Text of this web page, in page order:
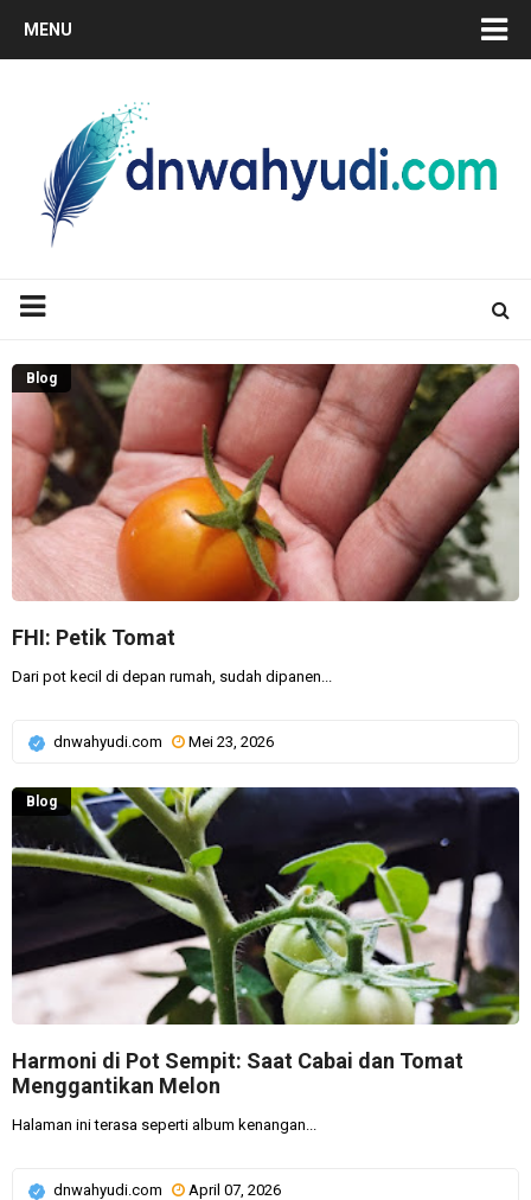
MENU
FHI: Petik Tomat
Blog
Dari pot kecil di depan rumah, sudah dipanen...
dnwahyudi.com Mei 23, 2026
Harmoni di Pot Sempit: Saat Cabai dan Tomat
Menggantikan Melon
Blog
Halaman ini terasa seperti album kenangan...
dnwahyudi.com April 07, 2026